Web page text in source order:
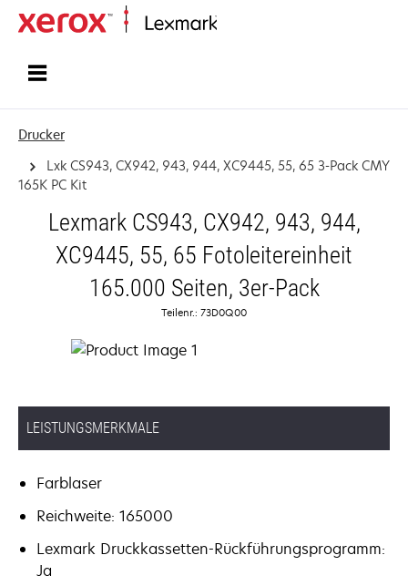
Drucker
Lxk CS943, CX942, 943, 944, XC9445, 55, 65 3-Pack CMY
165K PC Kit
Lexmark CS943, CX942, 943, 944,
XC9445, 55, 65 Fotoleitereinheit
165.000 Seiten, 3er-Pack
Teilenr.: 73D0Q00
LEISTUNGSMERKMALE
Farblaser
Reichweite: 165000
Lexmark Druckkassetten-Rückführungsprogramm:
Ja